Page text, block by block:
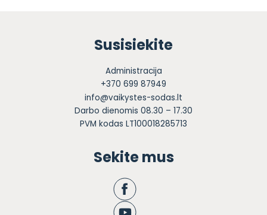
Susisiekite
Administracija
+370 699 87949
info@vaikystes-sodas.lt
Darbo dienomis 08.30 – 17.30
PVM kodas LT100018285713
Sekite mus